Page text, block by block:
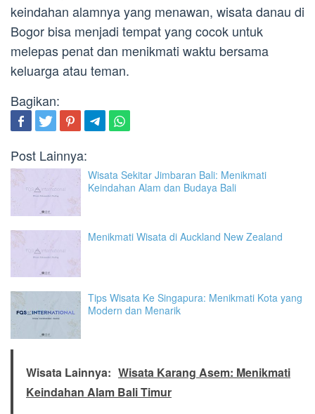
keindahan alamnya yang menawan, wisata danau di
Bogor bisa menjadi tempat yang cocok untuk
melepas penat dan menikmati waktu bersama
keluarga atau teman.
Bagikan:
Post Lainnya:
Wisata Sekitar Jimbaran Bali: Menikmati
Keindahan Alam dan Budaya Bali
Menikmati Wisata di Auckland New Zealand
Tips Wisata Ke Singapura: Menikmati Kota yang
Modern dan Menarik
Wisata Lainnya: Wisata Karang Asem: Menikmati
Keindahan Alam Bali Timur